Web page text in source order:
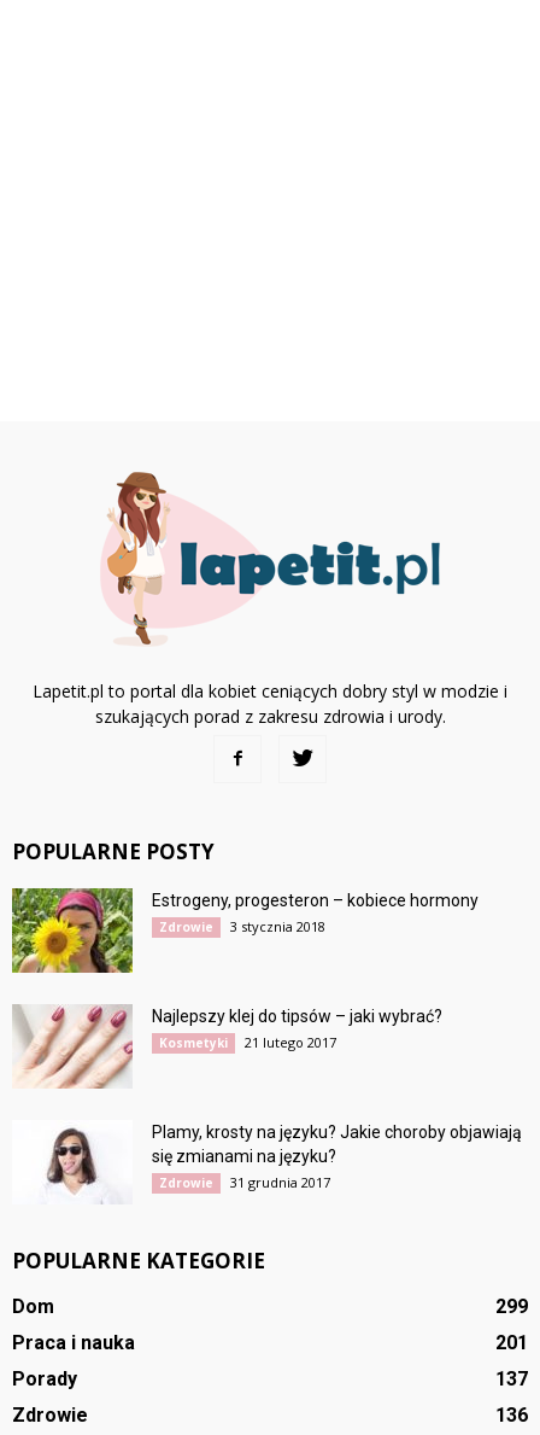
Lapetit.pl to portal dla kobiet ceniących dobry styl w modzie i
szukających porad z zakresu zdrowia i urody.
POPULARNE POSTY
Estrogeny, progesteron – kobiece hormony
Zdrowie 3 stycznia 2018
Najlepszy klej do tipsów – jaki wybrać?
Kosmetyki 21 lutego 2017
Plamy, krosty na języku? Jakie choroby objawiają
się zmianami na języku?
Zdrowie 31 grudnia 2017
POPULARNE KATEGORIE
Dom
299
Praca i nauka
201
Porady
137
Zdrowie
136